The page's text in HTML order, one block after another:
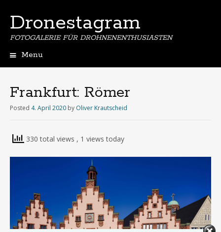
Dronestagram
FOTOGALERIE FÜR DROHNENENTHUSIASTEN
Menu
Frankfurt: Römer
Posted 4. April 2020 by Oliver Krautscheid
330 total views , 1 views today